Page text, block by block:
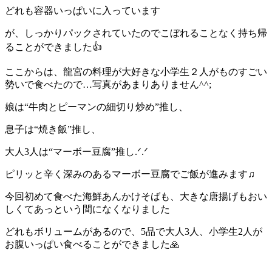
どれも容器いっぱいに入っています
が、しっかりパックされていたのでこぼれることなく持ち帰
ることができました👍
ここからは、龍宮の料理が大好きな小学生２人がものすごい
勢いで食べたので…写真があまりありません^^;
娘は“牛肉とピーマンの細切り炒め”推し、
息子は“焼き飯”推し、
大人3人は“マーボー豆腐”推し.ᐟ.ᐟ
ピリッと辛く深みのあるマーボー豆腐でご飯が進みます♫
今回初めて食べた海鮮あんかけそばも、大きな唐揚げもおい
しくてあっという間になくなりました
どれもボリュームがあるので、5品で大人3人、小学生2人が
お腹いっぱい食べることができました🙏